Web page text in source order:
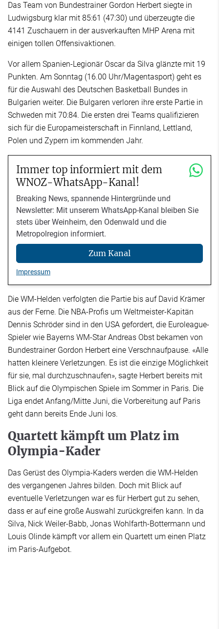
Das Team von Bundestrainer Gordon Herbert siegte in
Ludwigsburg klar mit 85:61 (47:30) und überzeugte die
4141 Zuschauern in der ausverkauften MHP Arena mit
einigen tollen Offensivaktionen.
Vor allem Spanien-Legionär Oscar da Silva glänzte mit 19
Punkten. Am Sonntag (16.00 Uhr/Magentasport) geht es
für die Auswahl des Deutschen Basketball Bundes in
Bulgarien weiter. Die Bulgaren verloren ihre erste Partie in
Schweden mit 70:84. Die ersten drei Teams qualifizieren
sich für die Europameisterschaft in Finnland, Lettland,
Polen und Zypern im kommenden Jahr.
Immer top informiert mit dem
WNOZ-WhatsApp-Kanal!
Breaking News, spannende Hintergründe und
Newsletter: Mit unserem WhatsApp-Kanal bleiben Sie
stets über Weinheim, den Odenwald und die
Metropolregion informiert.
Zum Kanal
Impressum
Die WM-Helden verfolgten die Partie bis auf David Krämer
aus der Ferne. Die NBA-Profis um Weltmeister-Kapitän
Dennis Schröder sind in den USA gefordert, die Euroleague-
Spieler wie Bayerns WM-Star Andreas Obst bekamen von
Bundestrainer Gordon Herbert eine Verschnaufpause. «Alle
hatten kleinere Verletzungen. Es ist die einzige Möglichkeit
für sie, mal durchzuschnaufen», sagte Herbert bereits mit
Blick auf die Olympischen Spiele im Sommer in Paris. Die
Liga endet Anfang/Mitte Juni, die Vorbereitung auf Paris
geht dann bereits Ende Juni los.
Quartett kämpft um Platz im
Olympia-Kader
Das Gerüst des Olympia-Kaders werden die WM-Helden
des vergangenen Jahres bilden. Doch mit Blick auf
eventuelle Verletzungen war es für Herbert gut zu sehen,
dass er auf eine große Auswahl zurückgreifen kann. In da
Silva, Nick Weiler-Babb, Jonas Wohlfarth-Bottermann und
Louis Olinde kämpft vor allem ein Quartett um einen Platz
im Paris-Aufgebot.